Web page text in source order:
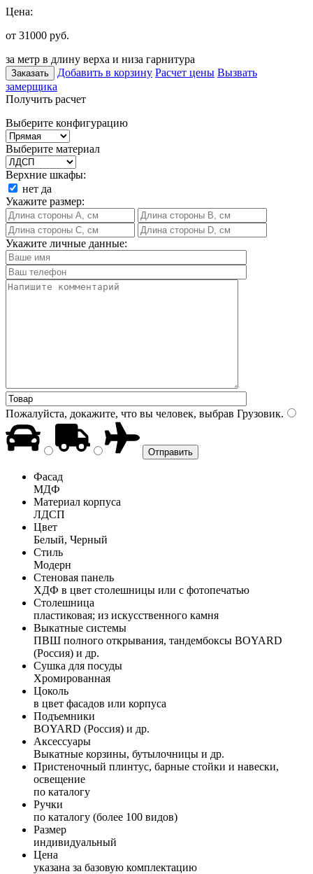
Цена:
от 31000 руб.
за метр в длину верха и низа гарнитура
Заказать Добавить в корзину Расчет цены Вызвать
замерщика
Получить расчет
Выберите конфигурацию
Выберите материал
Верхние шкафы:
нет да
Укажите размер:
Укажите личные данные:
Пожалуйста, докажите, что вы человек, выбрав Грузовик.
Фасад
МДФ
Материал корпуса
ЛДСП
Цвет
Белый, Черный
Стиль
Модерн
Стеновая панель
ХДФ в цвет столешницы или с фотопечатью
Столешница
пластиковая; из искусственного камня
Выкатные системы
ПВШ полного открывания, тандембоксы BOYARD
(Россия) и др.
Сушка для посуды
Хромированная
Цоколь
в цвет фасадов или корпуса
Подъемники
BOYARD (Россия) и др.
Аксессуары
Выкатные корзины, бутылочницы и др.
Пристеночный плинтус, барные стойки и навески,
освещение
по каталогу
Ручки
по каталогу (более 100 видов)
Размер
индивидуальный
Цена
указана за базовую комплектацию